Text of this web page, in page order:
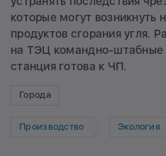
которые могут возникнуть
продуктов сгорания угля.
на ТЭЦ командно-штабные
станция готова к ЧП.
Города
Производство Экология